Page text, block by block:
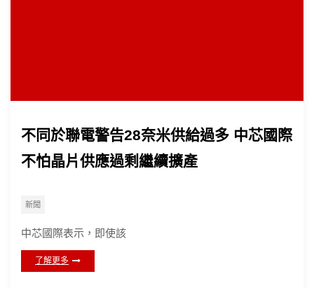
不同於聯電警告28奈米供給過多 中芯國際
不怕晶片供應過剩繼續擴產
新聞
中芯國際表示，即使該
了解更多